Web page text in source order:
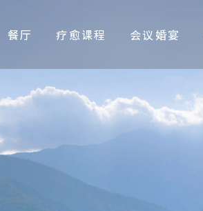
餐厅 疗愈课程 会议婚宴